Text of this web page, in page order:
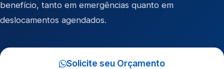
benefício, tanto em emergências quanto em
deslocamentos agendados.
Solicite seu Orçamento